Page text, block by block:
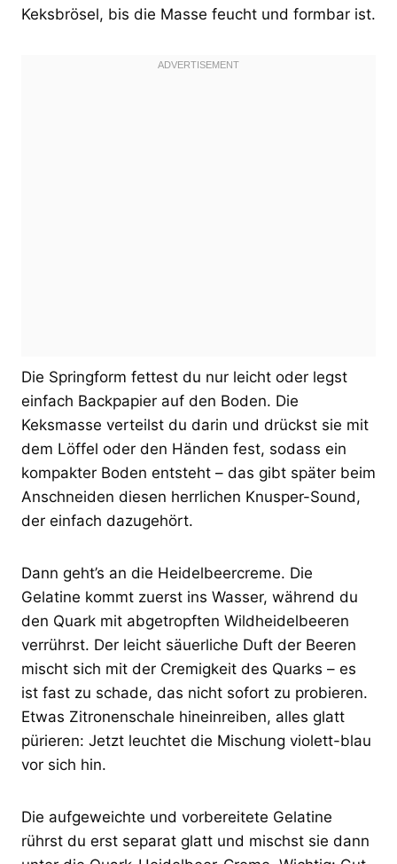
Keksbrösel, bis die Masse feucht und formbar ist.
Die Springform fettest du nur leicht oder legst
einfach Backpapier auf den Boden. Die
Keksmasse verteilst du darin und drückst sie mit
dem Löffel oder den Händen fest, sodass ein
kompakter Boden entsteht – das gibt später beim
Anschneiden diesen herrlichen Knusper-Sound,
der einfach dazugehört.
Dann geht’s an die Heidelbeercreme. Die
Gelatine kommt zuerst ins Wasser, während du
den Quark mit abgetropften Wildheidelbeeren
verrührst. Der leicht säuerliche Duft der Beeren
mischt sich mit der Cremigkeit des Quarks – es
ist fast zu schade, das nicht sofort zu probieren.
Etwas Zitronenschale hineinreiben, alles glatt
pürieren: Jetzt leuchtet die Mischung violett-blau
vor sich hin.
Die aufgeweichte und vorbereitete Gelatine
rührst du erst separat glatt und mischst sie dann